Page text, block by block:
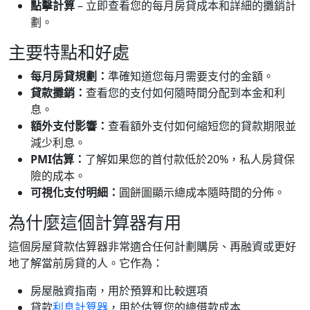
點擊計算– 立即查看您的每月房貸成本和詳細的攤銷計
劃。
主要特點和好處
每月房貸規劃： 準確知道您每月需要支付的金額。
貸款攤銷： 查看您的支付如何隨時間分配到本金和利
息。
額外支付影響： 查看額外支付如何縮短您的貸款期限並
減少利息。
PMI估算： 了解如果您的首付款低於20%，私人房貸保
險的成本。
可視化支付明細： 圓餅圖顯示總成本隨時間的分佈。
為什麼這個計算器有用
這個房屋貸款估算器非常適合任何計劃購房、再融資或更好
地了解當前房貸的人。它作為：
房屋融資指南，用於預算和比較選項